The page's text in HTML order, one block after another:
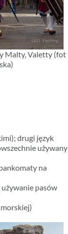
Malty, Valetty (fot
drugi język
używany
na
pasów